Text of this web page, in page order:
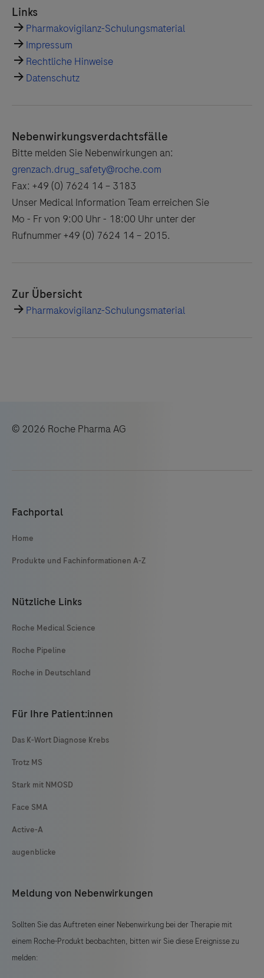
Links
Pharmakovigilanz-Schulungsmaterial
Impressum
Rechtliche Hinweise
Datenschutz
Nebenwirkungsverdachtsfälle
Bitte melden Sie Nebenwirkungen an:
grenzach.drug_safety@roche.com
Fax: +49 (0) 7624 14 – 3183
Unser Medical Information Team erreichen Sie
Mo - Fr von 9:00 Uhr - 18:00 Uhr unter der
Rufnummer +49 (0) 7624 14 – 2015.
Zur Übersicht
Pharmakovigilanz-Schulungsmaterial
© 2026 Roche Pharma AG
Fachportal
Home
Produkte und Fachinformationen A-Z
Nützliche Links
Roche Medical Science
Roche Pipeline
Roche in Deutschland
Für Ihre Patient:innen
Das K-Wort Diagnose Krebs
Trotz MS
Stark mit NMOSD
Face SMA
Active-A
augenblicke
Meldung von Nebenwirkungen
Sollten Sie das Auftreten einer Nebenwirkung bei der Therapie mit
einem Roche-Produkt beobachten, bitten wir Sie diese Ereignisse zu
melden: